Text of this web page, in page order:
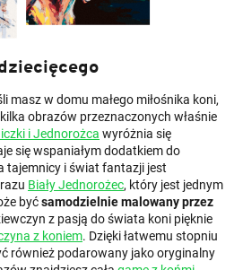
masz w domu małego miłośnika koni,
obrazów przeznaczonych właśnie
i Jednorożca wyróżnia się
się wspaniałym dodatkiem do
tajemnicy i świat fantazji jest
Biały Jednorożec, który jest jednym
byćsamodzielnie malowany przez
z pasją do świata koni pięknie
z koniem. Dzięki łatwemu stopniu
również podarowany jako oryginalny